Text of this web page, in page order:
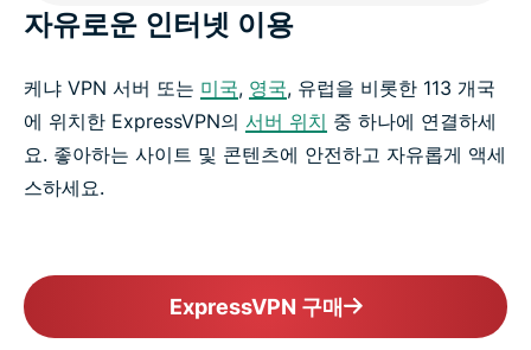
자유로운 인터넷 이용
케냐 VPN 서버 또는 미국, 영국, 유럽을 비롯한 113 개국
에 위치한 ExpressVPN의 서버 위치 중 하나에 연결하세
요. 좋아하는 사이트 및 콘텐츠에 안전하고 자유롭게 액세
스하세요.
ExpressVPN 구매